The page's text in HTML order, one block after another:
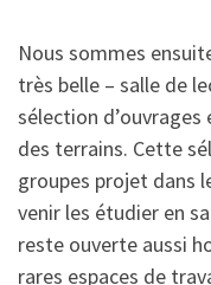
Nous sommes
très belle – salle de
sélection d’ouvrages
des terrains. Cette
groupes projet dans
venir les étudier en
reste ouverte aussi
rares espaces de